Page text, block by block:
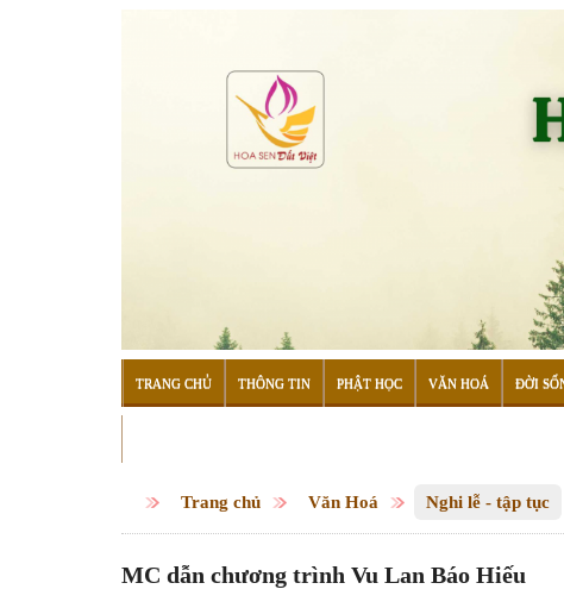
TRANG CHỦ THÔNG TIN PHẬT HỌC VĂN HOÁ ĐỜI
Trang chủ Văn Hoá Nghi lễ - tập tục
MC dẫn chương trình Vu Lan Báo Hiếu